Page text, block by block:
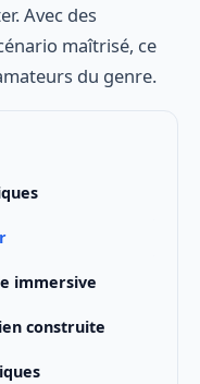
Avec des
maîtrisé, ce
du genre.
immersive
construite